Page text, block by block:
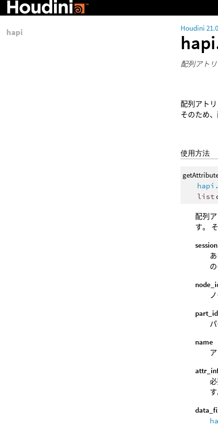
Houdini 21.0
配列アト
配列アト
そのため
使用方法
list
配列
す。
session
part_id
パ
name
hapi